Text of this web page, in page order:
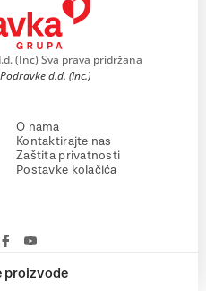
proizvode
(Inc) Sva prava pridržana
d.d. (Inc.)
O nama
Kontaktirajte nas
Zaštita privatnosti
Postavke kolačića